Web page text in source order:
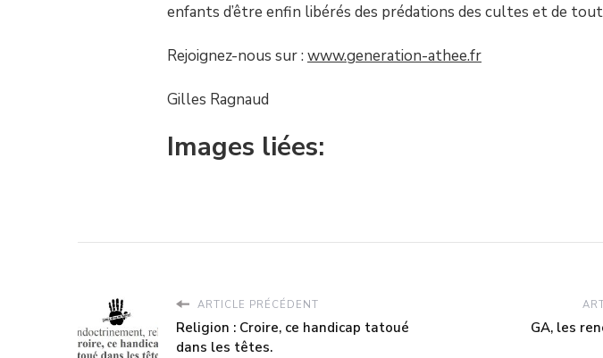
enfants d’être enfin libérés des prédations des cultes et de
Rejoignez-nous sur : www.generation-athee.fr
Gilles Ragnaud
Images liées:
ARTICLE PRÉCÉDENT
Religion : Croire, ce handicap tatoué
dans les têtes.
GA, les